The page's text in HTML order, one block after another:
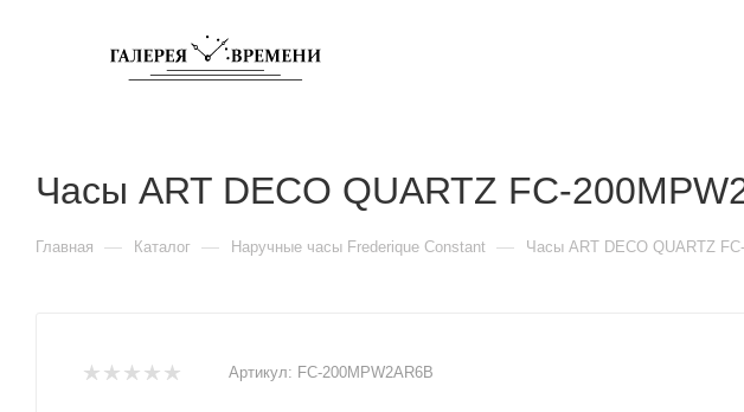
Часы ART DECO QUARTZ FC-
Главная — Каталог — Наручные часы Frederique Constant — Часы ART DECO QUARTZ
Артикул: FC-200MPW2AR6B